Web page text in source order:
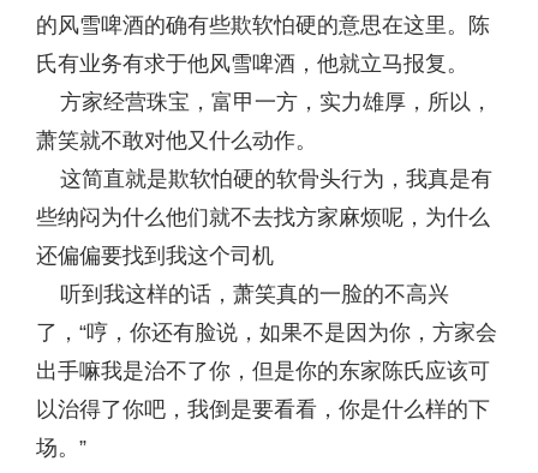
的风雪啤酒的确有些欺软怕硬的意思在这里。陈
氏有业务有求于他风雪啤酒，他就立马报复。
方家经营珠宝，富甲一方，实力雄厚，所以，
萧笑就不敢对他又什么动作。
这简直就是欺软怕硬的软骨头行为，我真是有
些纳闷为什么他们就不去找方家麻烦呢，为什么
还偏偏要找到我这个司机
听到我这样的话，萧笑真的一脸的不高兴
了，“哼，你还有脸说，如果不是因为你，方家会
出手嘛我是治不了你，但是你的东家陈氏应该可
以治得了你吧，我倒是要看看，你是什么样的下
场。”